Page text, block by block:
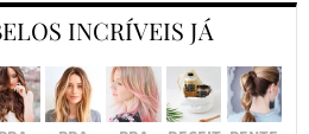
INCRÍVEIS JÁ